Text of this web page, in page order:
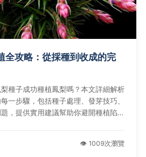
全攻略：從採種到收成的完
種子成功種植鳳梨嗎？本文詳細解析
一步驟，包括種子處理、發芽技巧、
，提供實用建議幫助你避開種植陷
👁️ 1009次瀏覽